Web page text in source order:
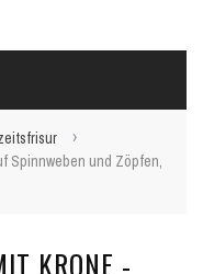
›
Spinnweben und Zöpfen,
KRONE -